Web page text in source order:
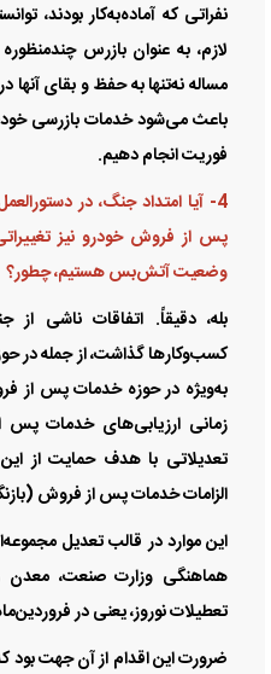
نفراتی که آماده‌به‌کار بودند،
لازم، به عنوان بازرس
مساله نه‌تنها به حفظ و بقای
باعث می‌شود خدمات بازرسی
فوریت انجام دهیم.
4- آیا امتداد جنگ، در
پس از فروش خودرو نیز
وضعیت آتش‌بس هستیم، چطور؟
بله، دقیقاً. اتفاقات ناشی از
کسب‌وکار‌ها گذاشت، از جمله
به‌ویژه در حوزه خدمات پس از
زمانی ارزیابی‌های خدمات پس
تعدیلاتی با هدف حمایت از
الزامات خدمات پس از فروش (بازنگری 5) اعمال
این موارد در قالب تعدیل
هماهنگی وزارت صنعت،
تعطیلات نوروز، یعنی در
ضرورت این اقدام از آن جهت بود